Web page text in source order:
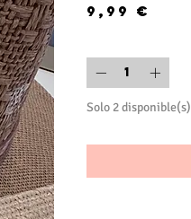
9,99 €
Solo 2 disponible(s)